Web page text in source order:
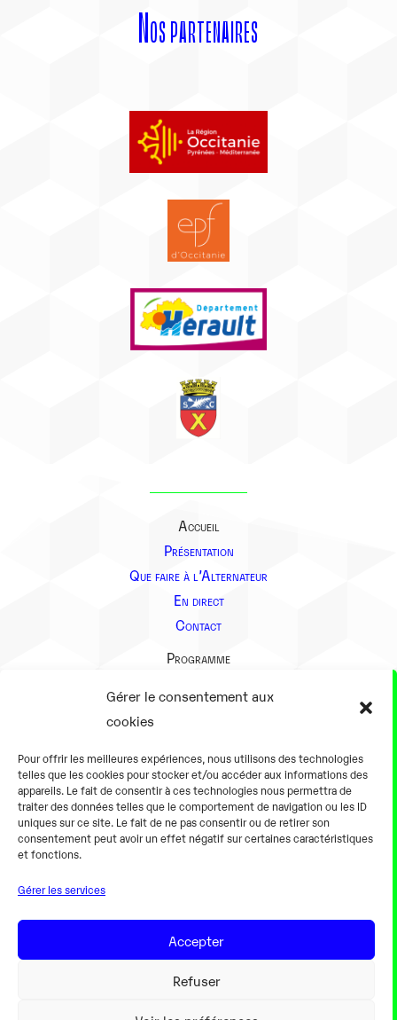
Gérer le consentement aux
cookies
Pour offrir les meilleures expériences, nous utilisons des technologies
telles que les cookies pour stocker et/ou accéder aux informations des
appareils. Le fait de consentir à ces technologies nous permettra de
traiter des données telles que le comportement de navigation ou les ID
uniques sur ce site. Le fait de ne pas consentir ou de retirer son
consentement peut avoir un effet négatif sur certaines caractéristiques
et fonctions.
Gérer les services
Accepter
Refuser
Nos partenaires
Accueil
Présentation
Que faire à l’Alternateur
En direct
Contact
Programme
Présentation
En pratique
Tarifs et horaires
Salles
Équipements numériques
Gaming